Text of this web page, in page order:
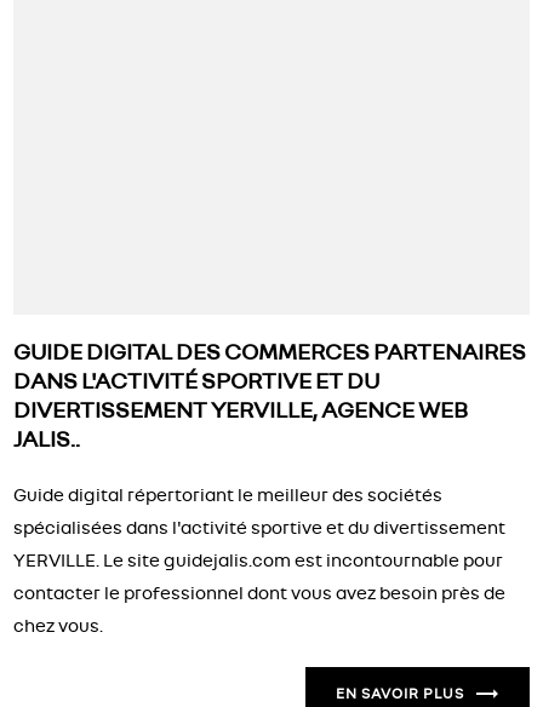
GUIDE DIGITAL DES COMMERCES PARTENAIRES
DANS L'ACTIVITÉ SPORTIVE ET DU
DIVERTISSEMENT YERVILLE, AGENCE WEB
JALIS..
Guide digital répertoriant le meilleur des sociétés
spécialisées dans l'activité sportive et du divertissement
YERVILLE. Le site guidejalis.com est incontournable pour
contacter le professionnel dont vous avez besoin près de
chez vous.
EN SAVOIR PLUS